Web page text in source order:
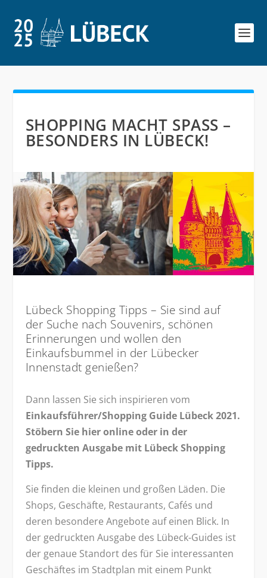
SHOPPING MACHT SPASS – B
ESONDERS IN LÜBECK!
Lübeck Shopping Tipps – Sie sind auf
der Suche nach Souvenirs, schönen
Erinnerungen und wollen den
Einkaufsbummel in der Lübecker
Innenstadt genießen?
Dann lassen Sie sich inspirieren vom
Einkaufsführer/Shopping Guide Lübeck 2021.
Stöbern Sie hier online oder in der
gedruckten Ausgabe mit Lübeck Shopping
Tipps.
Sie finden die kleinen und großen Läden. Die
Shops, Geschäfte, Restaurants, Cafés und
deren besondere Angebote auf einen Blick. In
der gedruckten Ausgabe des Lübeck-Guides ist
der genaue Standort des für Sie interessanten
Geschäftes im Stadtplan mit einem Punkt